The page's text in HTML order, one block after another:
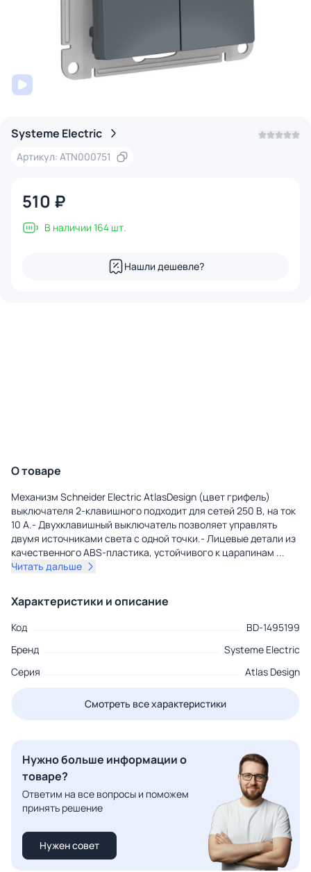
Systeme Electric
Артикул: ATN000751
510 ₽
В наличии 164 шт.
Нашли дешевле?
О товаре
Механизм Schneider Electric AtlasDesign (цвет грифель)
выключателя 2-клавишного подходит для сетей 250 В, на ток
10 А.- Двухклавишный выключатель позволяет управлять
двумя источниками света с одной точки.- Лицевые детали из
качественного ABS-пластика, устойчивого к царапинам ...
Читать дальше
Характеристики и описание
Код
BD-1495199
Бренд
Systeme Electric
Серия
Atlas Design
Смотреть все характеристики
Нужно больше информации о
товаре?
Ответим на все вопросы и поможем
принять решение
Нужен совет